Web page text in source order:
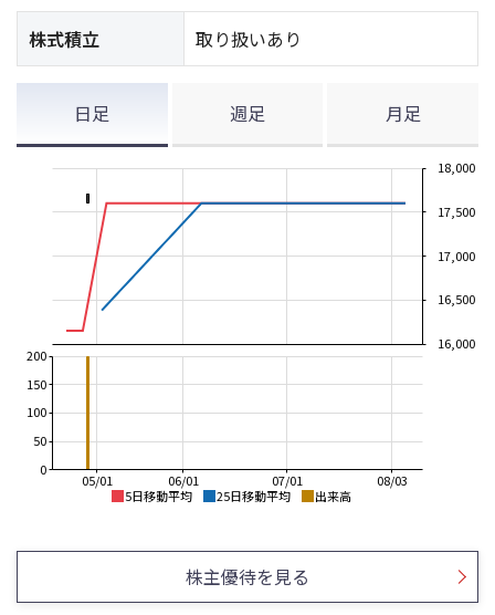
株式積立 取り扱いあり
日足 週足 月足
5日移動平均 25日移動平均 出来高
08/03
07/01
06/01
05/01
16,000
16,500
17,000
17,500
18,000
0
50
100
150
200
14,000
16,000
18,000
15,000
株主優待を見る